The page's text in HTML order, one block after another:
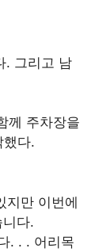
. 그리고 남
께 주차장을
했다.
지만 이번에
다.
. . . 어리목